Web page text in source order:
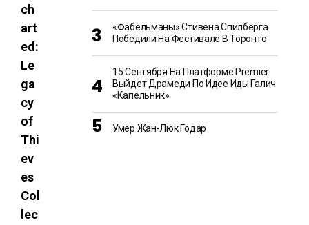
ch
art
ed:
Le
ga
cy
of
Thi
ev
es
Col
lec
«Фабельманы» Стивена Спилберга
Победили На Фестивале В Торонто
15 Сентября На Платформе Premier
Выйдет Драмеди По Идее Иды Галич
«Капельник»
Умер Жан-Люк Годар